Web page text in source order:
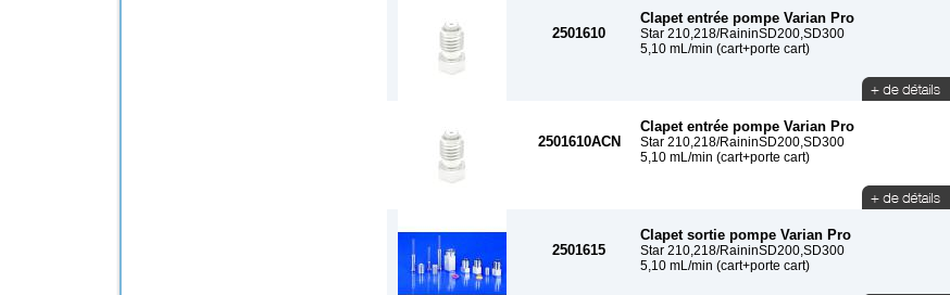
2501610
Clapet entrée pompe Varian Pro
Star 210,218/RaininSD200,SD300
5,10 mL/min (cart+porte cart)
2501610ACN
Clapet entrée pompe Varian Pro
Star 210,218/RaininSD200,SD300
5,10 mL/min (cart+porte cart)
2501615
Clapet sortie pompe Varian Pro
Star 210,218/RaininSD200,SD300
5,10 mL/min (cart+porte cart)